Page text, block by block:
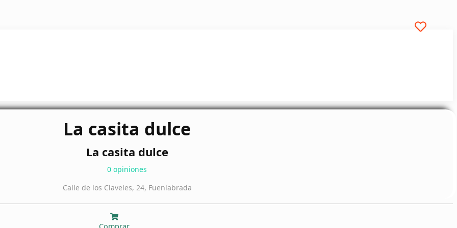
La casita dulce
La casita dulce
0 opiniones
Calle de los Claveles, 24, Fuenlabrada